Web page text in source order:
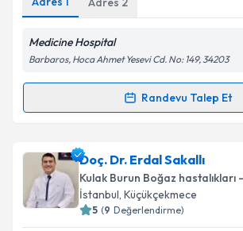
Metni'ni okudum ve kişisel
kapsamda işlenmesini kabul
Takvim Talebini
Medicine Hospital
Barbaros, Hoca Ahmet Yesevi Cd. No: 149, 34203
Randevu Talep Et
Randevu Takvimi Talebi
Doç. Dr. Mustafa Sağıtiçin randevu
oluşturun. Size bu uzmandan randevu
takvim hazırlandığında e-posta ile
Doç. Dr. Erdal Sakallı
Kulak Burun Boğaz hastalıkları
İstanbul, Küçükçekmece
5 (9 Değerlendirme)